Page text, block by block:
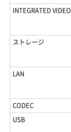
INTEGRATED VIDEO
ストレージ
LAN
CODEC
USB